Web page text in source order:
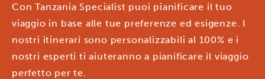
Con Tanzania Specialist puoi pianificare il tuo
viaggio in base alle tue preferenze ed esigenze. I
nostri itinerari sono personalizzabili al 100% e i
nostri esperti ti aiuteranno a pianificare il viaggio
perfetto per te.